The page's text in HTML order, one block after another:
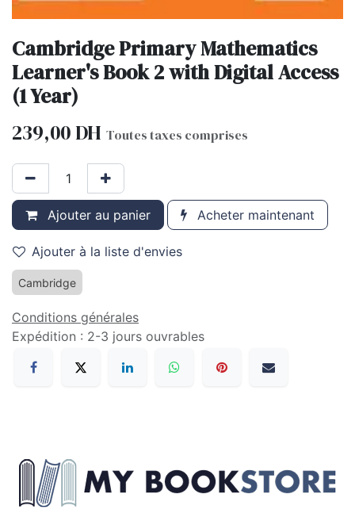
Cambridge Primary Mathematics
Learner's Book 2 with Digital Access
(1 Year)
239,00DH Toutes taxes comprises
Ajouter au panier Acheter maintenant
Ajouter à la liste d'envies
Cambridge
Conditions générales
Expédition : 2-3 jours ouvrables